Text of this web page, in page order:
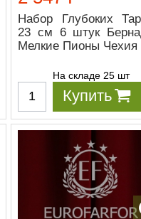
Набор Глубоких
23 см 6 штук
Мелкие Пионы Чехия
На складе 25 шт
Купить